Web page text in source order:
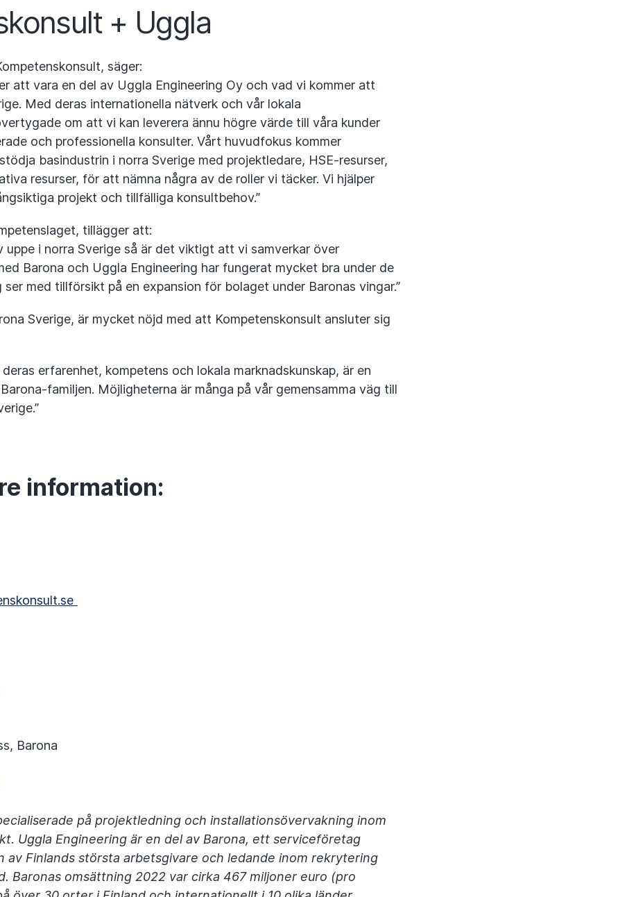
+ Uggla
säger:
att vara en del av Uggla Engineering Oy och vad vi kommer att
Med deras internationella nätverk och vår lokala
om att vi kan leverera ännu högre värde till våra kunder
och professionella konsulter. Vårt huvudfokus kommer
basindustrin i norra Sverige med projektledare, HSE-resurser,
resurser, för att nämna några av de roller vi täcker. Vi hjälper
projekt och tillfälliga konsultbehov.”
tillägger att:
uppe i norra Sverige så är det viktigt att vi samverkar över
Barona och Uggla Engineering har fungerat mycket bra under de
med tillförsikt på en expansion för bolaget under Baronas vingar.”
Sverige, är mycket nöjd med att Kompetenskonsult ansluter sig
erfarenhet, kompetens och lokala marknadskunskap, är en
familjen. Möjligheterna är många på vår gemensamma väg till
information:
Barona
på projektledning och installationsövervakning inom
Uggla Engineering är en del av Barona, ett serviceföretag
av Finlands största arbetsgivare och ledande inom rekrytering
Baronas omsättning 2022 var cirka 467 miljoner euro (pro